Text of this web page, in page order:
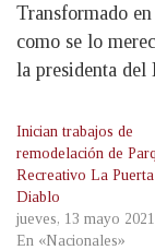
Transformado
como se lo
la presidenta del
Inician trabajos de
remodelación de
Recreativo La
Diablo
jueves, 13 mayo
En «Nacionales»